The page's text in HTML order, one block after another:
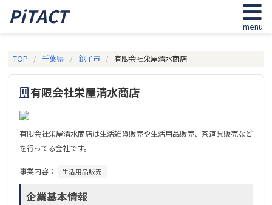
PiTACT menu
TOP 千葉県 銚子市 有限会社栄屋清水商店
有限会社栄屋清水商店
有限会社栄屋清水商店は生活雑貨販売や生活用品販売、茶道具販売など
を行ってる会社です。
事業内容： 生活用品販売
企業基本情報